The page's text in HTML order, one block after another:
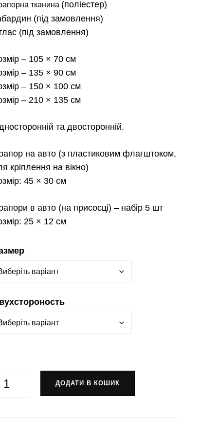
тканина (поліестер)
(під замовлення)
(під замовлення)
– 105 × 70 см
– 135 × 90 см
– 150 × 100 см
– 210 × 135 см
та двосторонній.
на авто (з пластиковим флагштоком,
кріплення на вікно)
45 × 30 см
в авто (на присосці) – набір 5 шт
25 × 12 см
ДОДАТИ В КОШИК